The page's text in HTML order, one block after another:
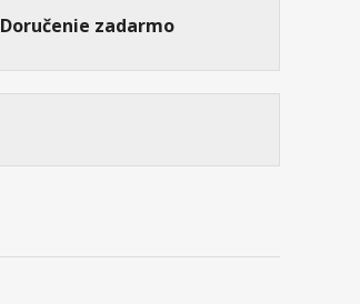
Doručenie zadarmo